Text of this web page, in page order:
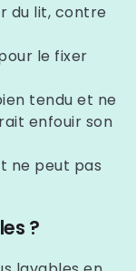
du lit, contre
le fixer
tendu et ne
enfouir son
ne peut pas
?